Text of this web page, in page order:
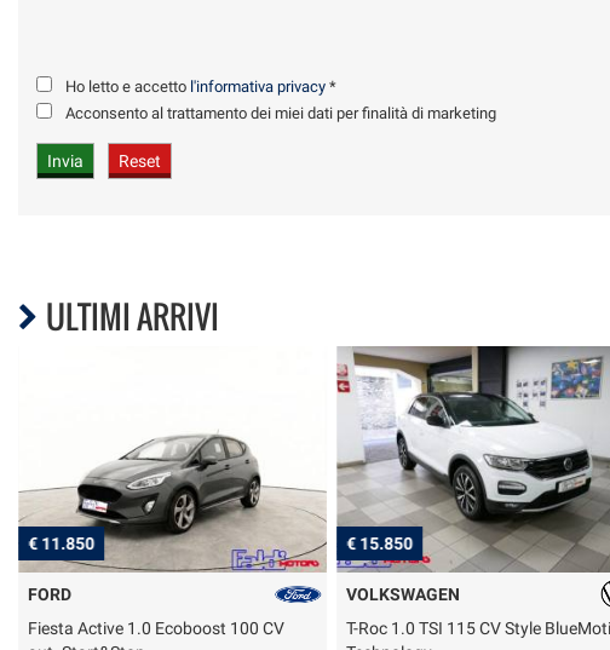
Ho letto e accetto l'informativa privacy *
Acconsento al trattamento dei miei dati per finalità di marketing
ULTIMI ARRIVI
€ 11.850
FORD
Fiesta Active 1.0 Ecoboost 100 CV
€ 15.850
VOLKSWAGEN
T-Roc 1.0 TSI 115 CV Style